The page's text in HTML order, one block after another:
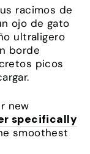
racimos de
ojo de gato
ultraligero
borde
picos
new
specifically
smoothest